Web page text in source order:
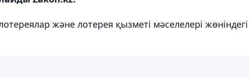
және лотерея қызметі мәселелері